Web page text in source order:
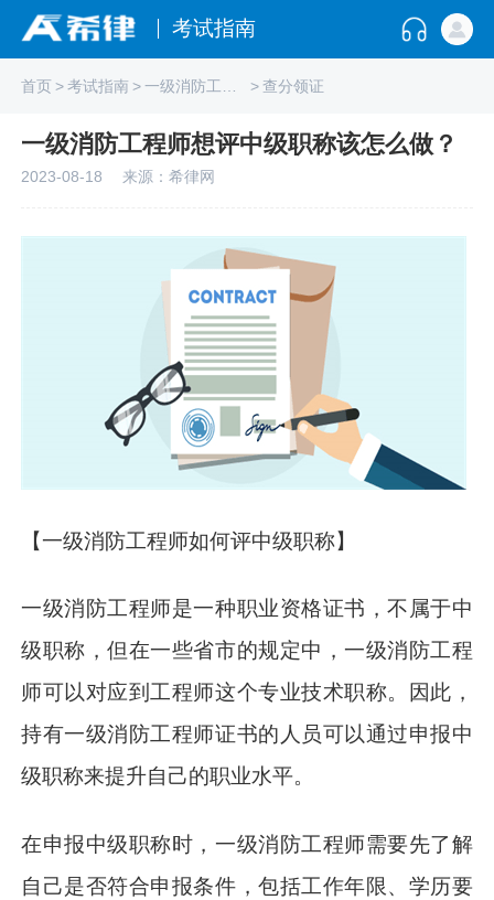
考试指南
首页>考试指南> > 查分领证
一级消防工程师想评中级职称该怎么做？
2023-08-18 来源：希律网
【一级消防工程师如何评中级职称】
一级消防工程师是一种职业资格证书，不属于中
级职称，但在一些省市的规定中，一级消防工程
师可以对应到工程师这个专业技术职称。因此，
持有一级消防工程师证书的人员可以通过申报中
级职称来提升自己的职业水平。
在申报中级职称时，一级消防工程师需要先了解
自己是否符合申报条件，包括工作年限、学历要